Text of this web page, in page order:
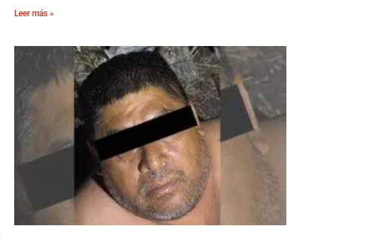
Leer más »